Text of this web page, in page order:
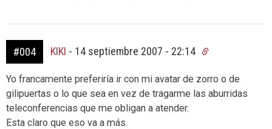
#004 KIKI - 14 septiembre 2007 - 22:14
Yo francamente preferiría ir con mi avatar de zorro o de
gilipuertas o lo que sea en vez de tragarme las aburridas
teleconferencias que me obligan a atender.
Esta claro que eso va a más.